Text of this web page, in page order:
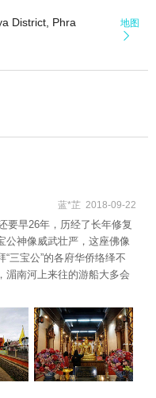
District, Phra
地图

蓝*芷 2018-09-22
要早26年，历经了长年修复
公神像威武壮严，这座佛像
三宝公”的各府华侨络绎不
湄南河上来往的游船大多会